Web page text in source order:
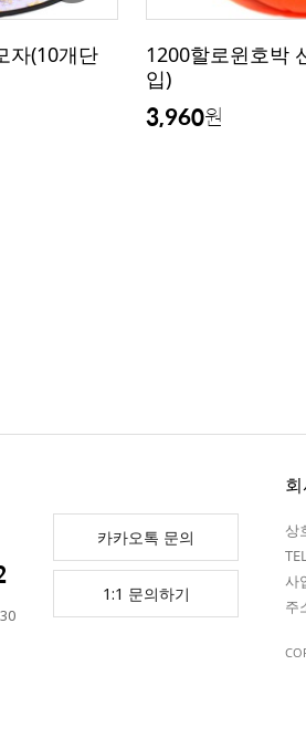
자(10개단
1200할로윈호박
입)
3,960원
카카오톡 문의
1:1 문의하기
상
사
주